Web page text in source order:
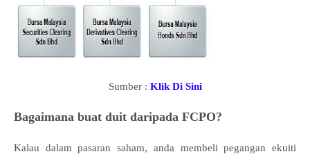
Sumber : Klik Di Sini
Bagaimana buat duit daripada FCPO?
Kalau dalam pasaran saham, anda membeli pegangan ekuiti